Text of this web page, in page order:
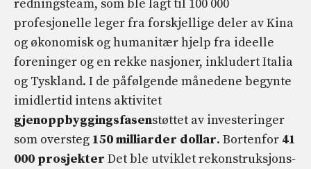
redningsteam, som ble lagt til 100 000
profesjonelle leger fra forskjellige deler av Kina
og økonomisk og humanitær hjelp fra ideelle
foreninger og en rekke nasjoner, inkludert Italia
og Tyskland. I de påfølgende månedene begynte
imidlertid intens aktivitet
gjenoppbyggingsfasenstøttet av investeringer
som oversteg 150 milliarder dollar. Bortenfor 41
000 prosjekter Det ble utviklet rekonstruksjons-